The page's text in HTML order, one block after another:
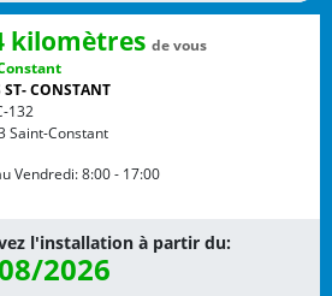
kilomètres de vous
ST- CONSTANT
132
Saint-Constant
Vendredi:8:00 - 17:00
l'installation à partir du:
2026